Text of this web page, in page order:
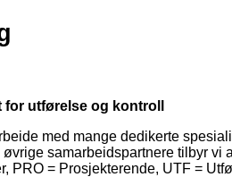
utførelse og kontroll
med mange dedikerte
øvrige samarbeidspartnere tilbyr vi
PRO = Prosjekterende, UTF =